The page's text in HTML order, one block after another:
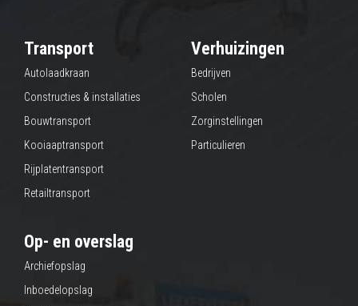
Transport
Autolaadkraan
Constructies & installaties
Bouwtransport
Kooiaaptransport
Rijplatentransport
Retailtransport
Verhuizingen
Bedrijven
Scholen
Zorginstellingen
Particulieren
Op- en overslag
Archiefopslag
Inboedelopslag